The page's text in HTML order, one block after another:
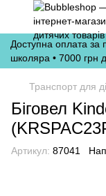
Доступна оплата
школяра • 7000 грн
Транспорт для
Біговел
Артикул: 87041